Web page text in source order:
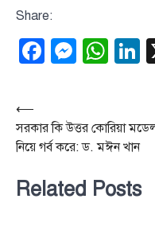
Share:
Facebook
Post
navigation
⟵
সরকার কি উত্তর কোরিয়া
নিয়ে গর্ব করে: ড. মঈন খান
Related Posts